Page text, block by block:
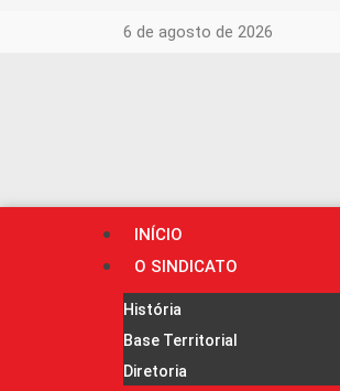
6 de agosto de 2026
INÍCIO
O SINDICATO
História
Base Territorial
Diretoria